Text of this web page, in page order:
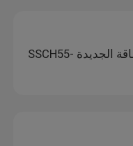
نظام اختبار دينامومتر محرك الطاقة الجديدة SSCH55-